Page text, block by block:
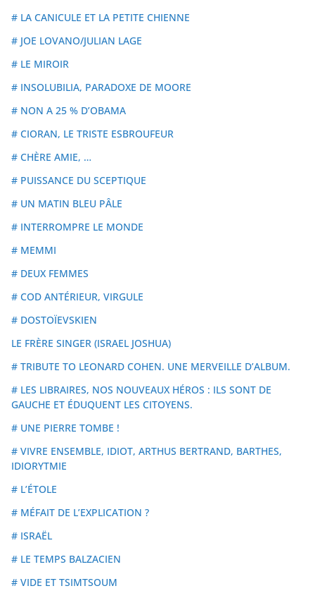
# LA CANICULE ET LA PETITE CHIENNE
# JOE LOVANO/JULIAN LAGE
# LE MIROIR
# INSOLUBILIA, PARADOXE DE MOORE
# NON A 25 % D’OBAMA
# CIORAN, LE TRISTE ESBROUFEUR
# CHÈRE AMIE, …
# PUISSANCE DU SCEPTIQUE
# UN MATIN BLEU PÂLE
# INTERROMPRE LE MONDE
# MEMMI
# DEUX FEMMES
# COD ANTÉRIEUR, VIRGULE
# DOSTOÏEVSKIEN
LE FRÈRE SINGER (ISRAEL JOSHUA)
# TRIBUTE TO LEONARD COHEN. UNE MERVEILLE D’ALBUM.
# LES LIBRAIRES, NOS NOUVEAUX HÉROS : ILS SONT DE
GAUCHE ET ÉDUQUENT LES CITOYENS.
# UNE PIERRE TOMBE !
# VIVRE ENSEMBLE, IDIOT, ARTHUS BERTRAND, BARTHES,
IDIORYTMIE
# L’ÉTOLE
# MÉFAIT DE L’EXPLICATION ?
# ISRAËL
# LE TEMPS BALZACIEN
# VIDE ET TSIMTSOUM